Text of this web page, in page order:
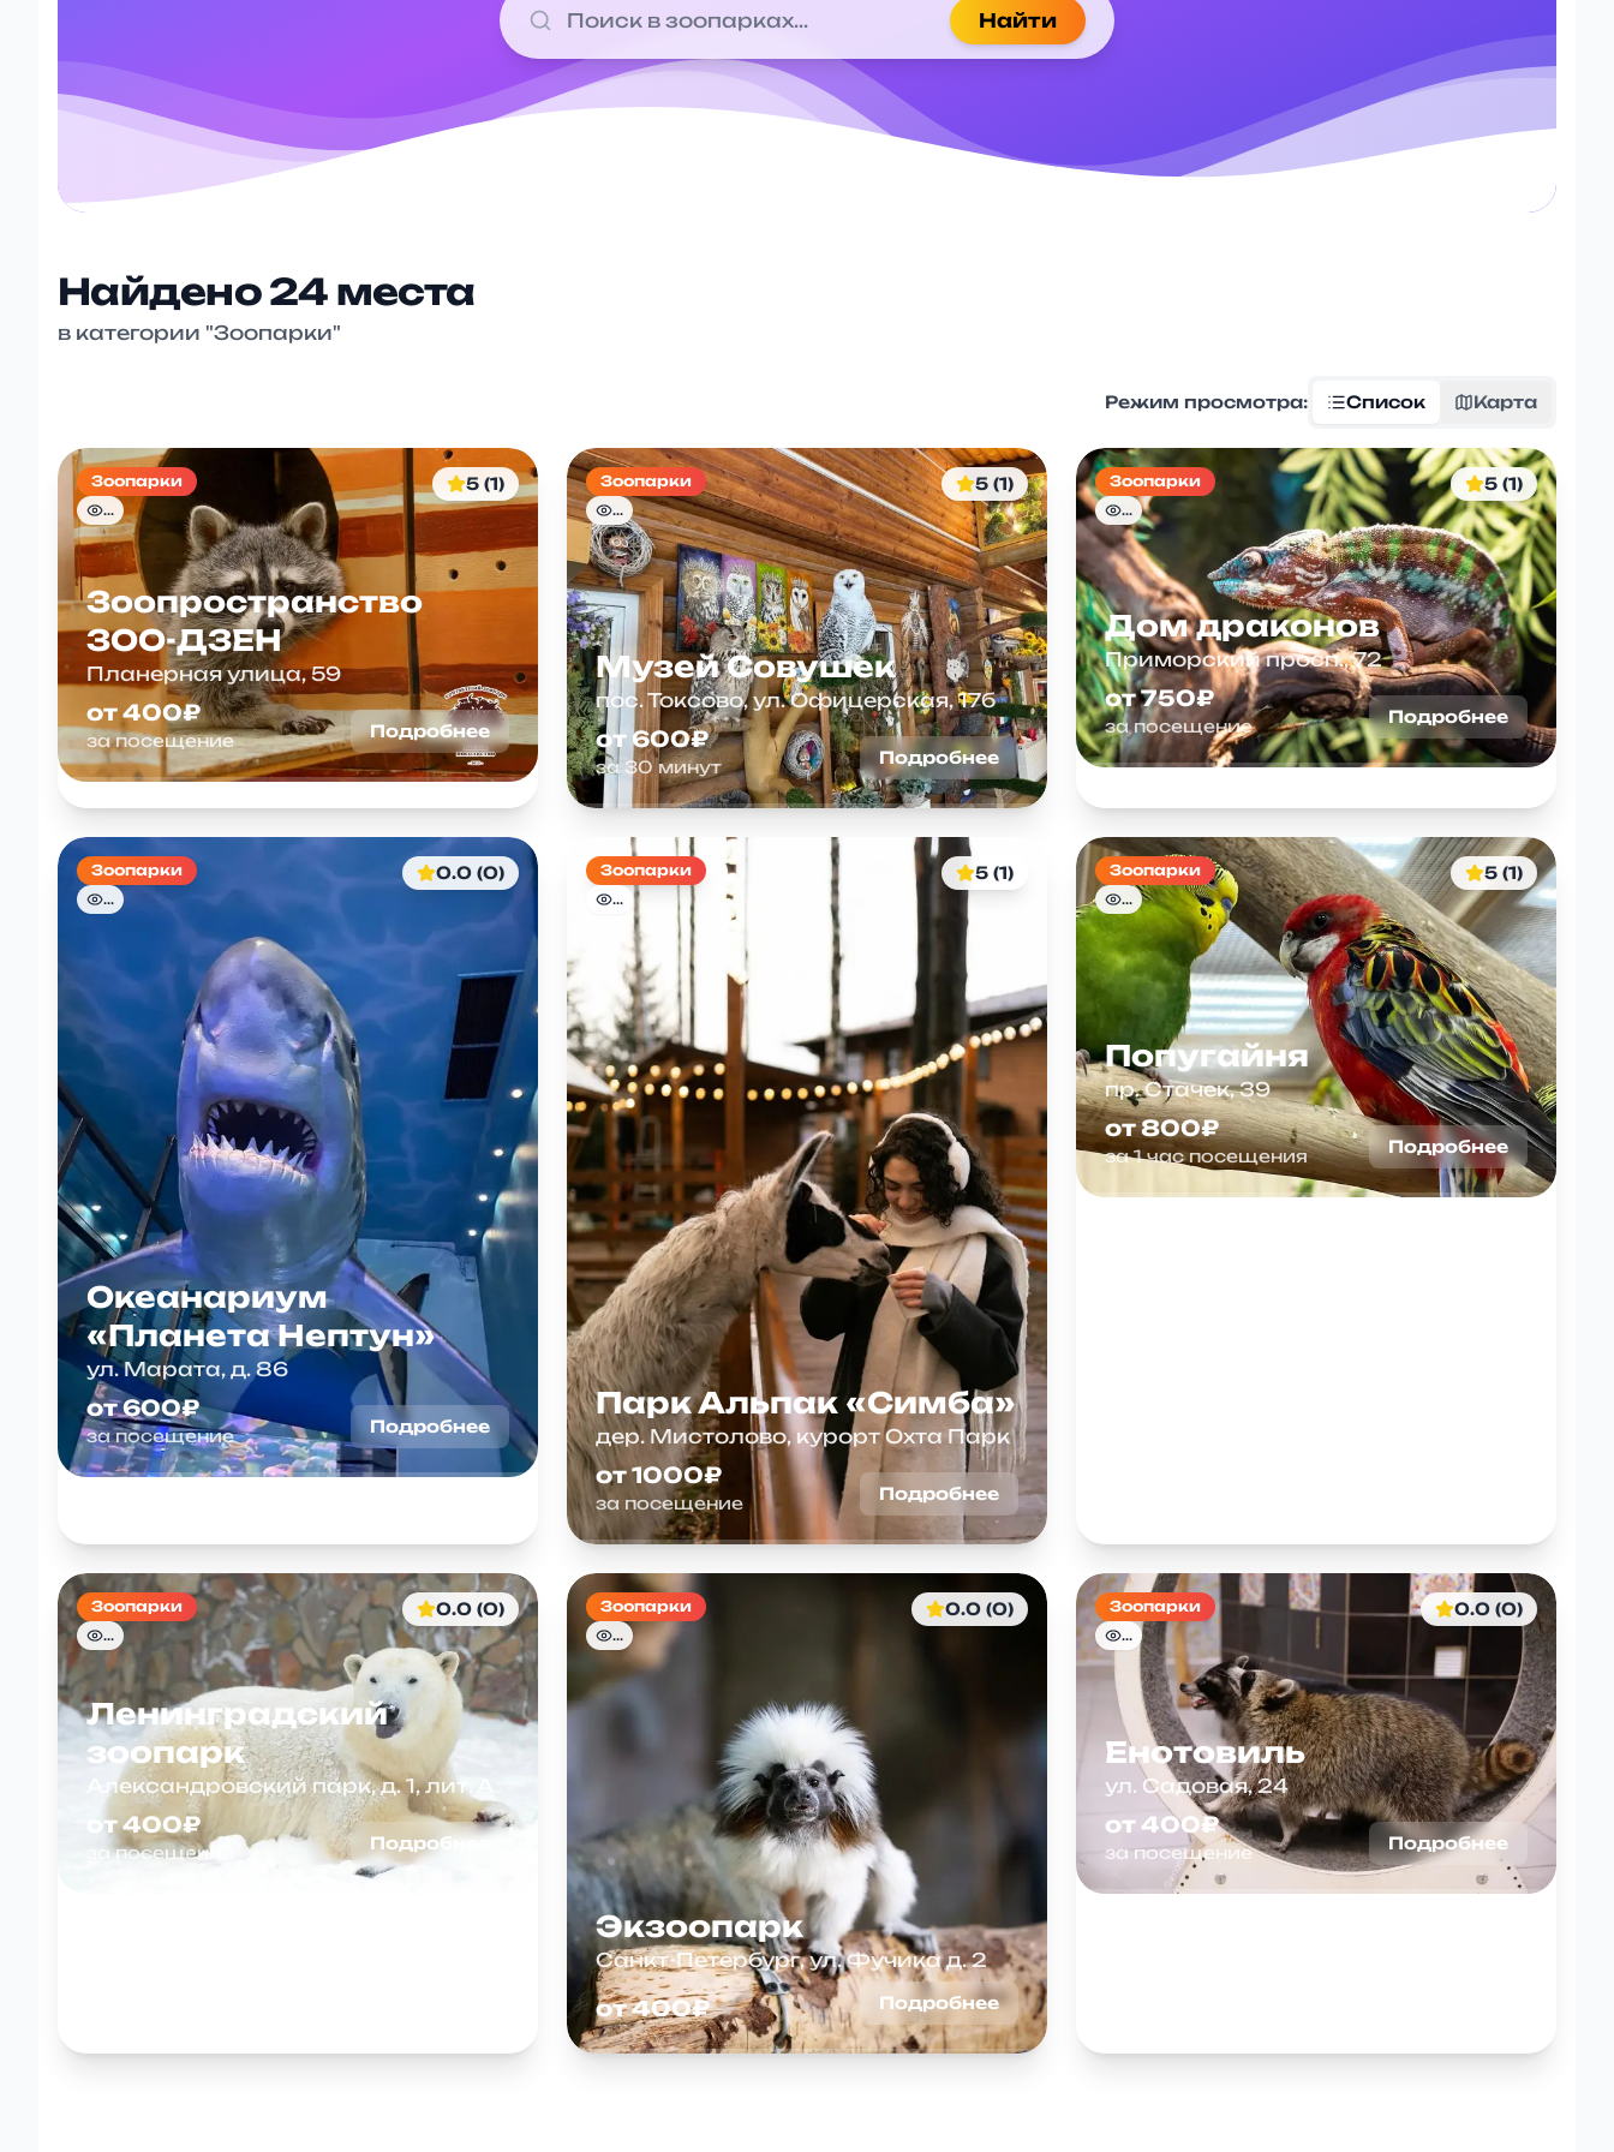
Найти
Найдено24 места
в категории "Зоопарки"
Режим просмотра: Список Карта
Зоопарки
...
5 (1)
Зоопространство
ЗОО-ДЗЕН
Планерная улица, 59
от 400₽
за посещение Подробнее
Зоопарки
...
5 (1)
Музей Совушек
пос. Токсово, ул. Офицерская, 17б
от 600₽
за 30 минут Подробнее
Зоопарки
...
5 (1)
Дом драконов
Приморский просп., 72
от 750₽
за посещение Подробнее
Зоопарки
...
0.0 (0)
Океанариум
«Планета Нептун»
ул. Марата, д. 86
от 600₽
за посещение Подробнее
Зоопарки
...
5 (1)
Парк Альпак «Симба»
дер. Мистолово, курорт Охта Парк
от 1000₽
за посещение Подробнее
Зоопарки
...
5 (1)
Попугайня
пр. Стачек, 39
от 800₽
за 1 час посещения Подробнее
Зоопарки
...
0.0 (0)
Ленинградский
зоопарк
Александровский парк, д. 1, лит. А
от 400₽
за посещение Подробнее
Зоопарки
...
0.0 (0)
Экзоопарк
Санкт-Петербург, ул. Фучика д. 2
от 400₽ Подробнее
Зоопарки
...
0.0 (0)
Енотовиль
ул. Садовая, 24
от 400₽
за посещение Подробнее